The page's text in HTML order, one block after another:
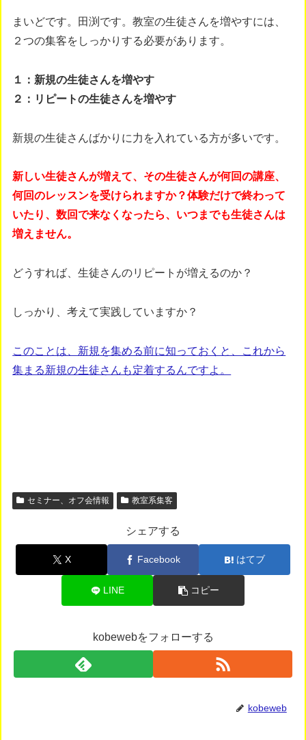
まいどです。田渕です。教室の生徒さんを増やすには、
２つの集客をしっかりする必要があります。
１：新規の生徒さんを増やす
２：リピートの生徒さんを増やす
新規の生徒さんばかりに力を入れている方が多いです。
新しい生徒さんが増えて、その生徒さんが何回の講座、
何回のレッスンを受けられますか？体験だけで終わって
いたり、数回で来なくなったら、いつまでも生徒さんは
増えません。
どうすれば、生徒さんのリピートが増えるのか？
しっかり、考えて実践していますか？
このことは、新規を集める前に知っておくと、これから
集まる新規の生徒さんも定着するんですよ。
セミナー、オフ会情報 教室系集客
シェアする
X Facebook はてブ
LINE コピー
kobewebをフォローする
kobeweb